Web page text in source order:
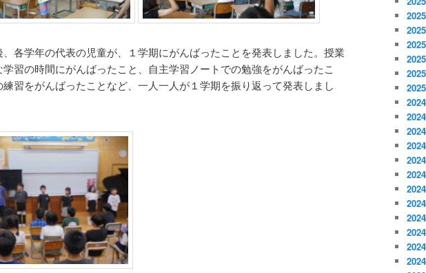
各学年の代表の児童が、１学期にがんばったことを発表しました。授業
習の時間にがんばったこと、自主学習ノートでの勉強をがんばったこ
練習をがんばったことなど、一人一人が１学期を振り返って発表しまし